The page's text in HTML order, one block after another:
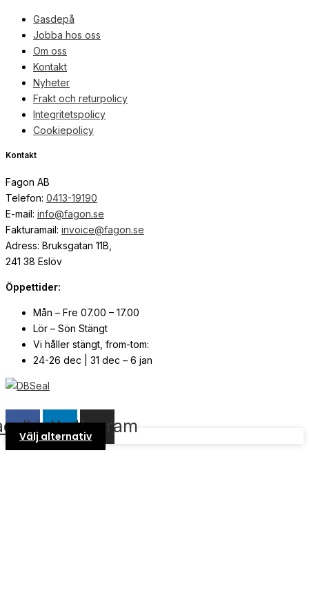
Gasdepå
Jobba hos oss
Om oss
Kontakt
Nyheter
Frakt och returpolicy
Integritetspolicy
Cookiepolicy
Kontakt
Fagon AB
Telefon: 0413-19190
E-mail: info@fagon.se
Fakturamail: invoice@fagon.se
Adress: Bruksgatan 11B,
241 38 Eslöv
Öppettider:
Mån – Fre 07.00 – 17.00
Lör – Sön Stängt
Vi håller stängt, from-tom:
24-26 dec | 31 dec – 6 jan
Linkedin
Instagram
Välj alternativ